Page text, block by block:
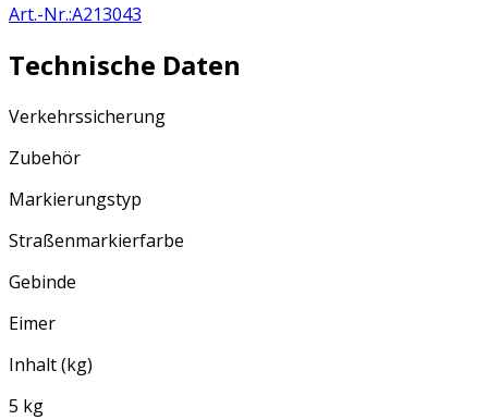
Art.-Nr.:A213043
Technische Daten
Verkehrssicherung
Zubehör
Markierungstyp
Straßenmarkierfarbe
Gebinde
Eimer
Inhalt (kg)
5 kg